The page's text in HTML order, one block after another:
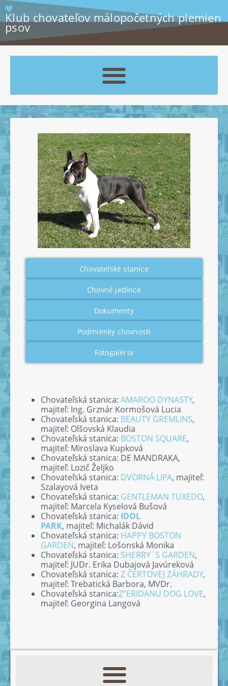
Klub chovateľov málopočetných plemien
psov
Chovateľské stanice
Chovné jedince
Dokumenty
Podmienky chovnosti
Fotogaléria
Chovateľská stanica: AMAROO DYNASTY,
majiteľ: Ing. Grznár Kormošová Lucia
Chovateľská stanica: BEAUTY GREMLINS,
majiteľ: Olšovská Klaudia
Chovateľská stanica: BOSTON SQUARE,
majiteľ: Miroslava Kupková
Chovateľská stanica: DE MANDRAKA,
majiteľ: Lozič Željko
Chovateľská stanica: DVORNÁ LIPA, majiteľ:
Szalayová Iveta
Chovateľská stanica: GENTLEMAN TUXEDO,
majiteľ: Marcela Kyselová Bušová
Chovateľská stanica: IDOL
PARK, majiteľ: Michalák Dávid
Chovateľská stanica: HAPPY BOSTON
GARDEN, majiteľ: Lošonská Monika
Chovateľská stanica: SHERRY´S GARDEN,
majiteľ: JUDr. Erika Dubajová Javúreková
Chovateľská stanica: Z ČERTOVEJ ZÁHRADY,
majiteľ: Trebatická Barbora, MVDr.
Chovateľská stanica:Z“ERIDANU DOG LOVE,
majiteľ: Georgina Langová